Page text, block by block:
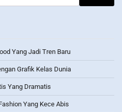
Yang Jadi Tren Baru
Grafik Kelas Dunia
Yang Dramatis
Yang Kece Abis